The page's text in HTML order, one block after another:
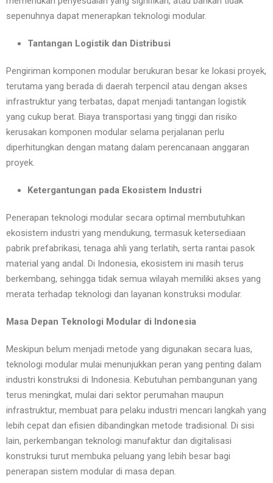
sepenuhnya dapat menerapkan teknologi modular.
Tantangan Logistik dan Distribusi
Pengiriman komponen modular berukuran besar ke lokasi proyek,
terutama yang berada di daerah terpencil atau dengan akses
infrastruktur yang terbatas, dapat menjadi tantangan logistik
yang cukup berat. Biaya transportasi yang tinggi dan risiko
kerusakan komponen modular selama perjalanan perlu
diperhitungkan dengan matang dalam perencanaan anggaran
proyek.
Ketergantungan pada Ekosistem Industri
Penerapan teknologi modular secara optimal membutuhkan
ekosistem industri yang mendukung, termasuk ketersediaan
pabrik prefabrikasi, tenaga ahli yang terlatih, serta rantai pasok
material yang andal. Di Indonesia, ekosistem ini masih terus
berkembang, sehingga tidak semua wilayah memiliki akses yang
merata terhadap teknologi dan layanan konstruksi modular.
Masa Depan Teknologi Modular di Indonesia
Meskipun belum menjadi metode yang digunakan secara luas,
teknologi modular mulai menunjukkan peran yang penting dalam
industri konstruksi di Indonesia. Kebutuhan pembangunan yang
terus meningkat, mulai dari sektor perumahan maupun
infrastruktur, membuat para pelaku industri mencari langkah yang
lebih cepat dan efisien dibandingkan metode tradisional. Di sisi
lain, perkembangan teknologi manufaktur dan digitalisasi
konstruksi turut membuka peluang yang lebih besar bagi
penerapan sistem modular di masa depan.